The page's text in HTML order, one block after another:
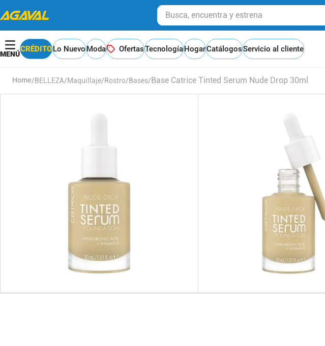
Busca, encuentra y estrena
CRÉDITOLo NuevoModa OfertasTecnologíaHogarCatálogosServicio al cliente
BELLEZA Maquillaje Rostro Bases Base Catrice Tinted Serum Nude Drop 30ml